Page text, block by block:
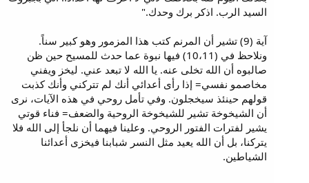
السيد الرب. اذكر برك وحدك."
آية (9) تشير أن المرنم كتب هذا المزمور وهو كبير سناً.
ونلاحظ في (10،11) فيها نبوة عما حدث للمسيح حين ظن
صالبوه أن الله تخلى عنه. يا الله لا تبعد عني. ليخز ويفني
مخاصمو نفسي= إذا رأى أعدائي أنك لم تتركني وأنك كذبت
قولهم حينئذ سيخجلون. وفي تأمل روحي في هذه الآيات، نرى
أن الشيخوخة تشير للشيخوخة الروحية والضعف= فناء قوتي
يشير لفترات الفتور الروحي. وعلينا فيهما أن نلجأ إلى الله فلا
يتركنا، بل أن الله يعيد مثل النسر شبابنا فيخزى أعدائنا
الشياطين.